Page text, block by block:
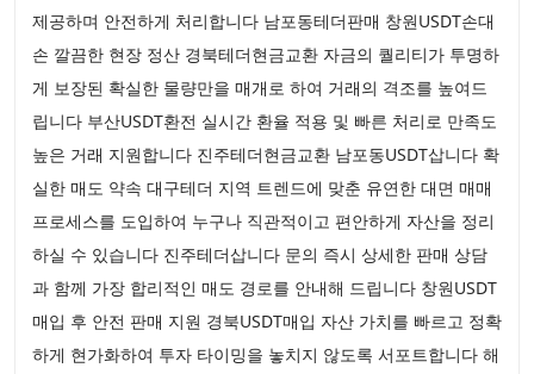
제공하며 안전하게 처리합니다 남포동테더판매 창원USDT손대
손 깔끔한 현장 정산 경북테더현금교환 자금의 퀄리티가 투명하
게 보장된 확실한 물량만을 매개로 하여 거래의 격조를 높여드
립니다 부산USDT환전 실시간 환율 적용 및 빠른 처리로 만족도
높은 거래 지원합니다 진주테더현금교환 남포동USDT삽니다 확
실한 매도 약속 대구테더 지역 트렌드에 맞춘 유연한 대면 매매
프로세스를 도입하여 누구나 직관적이고 편안하게 자산을 정리
하실 수 있습니다 진주테더삽니다 문의 즉시 상세한 판매 상담
과 함께 가장 합리적인 매도 경로를 안내해 드립니다 창원USDT
매입 후 안전 판매 지원 경북USDT매입 자산 가치를 빠르고 정확
하게 현가화하여 투자 타이밍을 놓치지 않도록 서포트합니다 해